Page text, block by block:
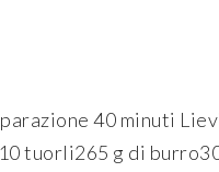
40 minuti
tuorli265 g di